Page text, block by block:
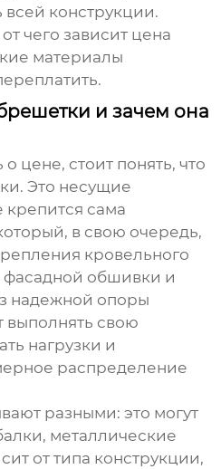
всей конструкции.
чего зависит цена
материалы
и зачем она
цене, стоит понять, что
. Это несущие
крепится сама
в свою очередь,
кровельного
фасадной обшивки и
надежной опоры
выполнять свою
нагрузки и
распределение
разными: это могут
металлические
от типа конструкции,